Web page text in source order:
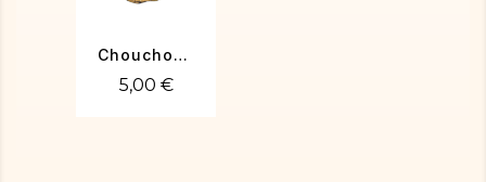
Chouchou poudré or avec arabesque
5,00 €